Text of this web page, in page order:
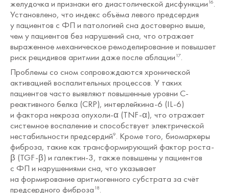
желудочка и признаки его диастолической дисфункции 16.
Установлено, что индекс объёма левого предсердия
у пациентов с ФП и патологией сна достоверно выше,
чем у пациентов без нарушений сна, что отражает
выраженное механическое ремоделирование и повышает
риск рецидивов аритмии даже после аблации 17.
Проблемы со сном сопровождаются хронической
активацией воспалительных процессов. У таких
пациентов часто выявляют повышенные уровни С-
реактивного белка (CRP), интерлейкина-6 (IL-6)
и фактора некроза опухоли-α (TNF-α), что отражает
системное воспаление и способствует электрической
нестабильности предсердий9. Кроме того, биомаркеры
фиброза, такие как трансформирующий фактор роста-
β (TGF-β) и галектин-3, также повышены у пациентов
с ФП и нарушениями сна, что указывает
на формирование аритмогенного субстрата за счёт
предсердного фиброза 18.